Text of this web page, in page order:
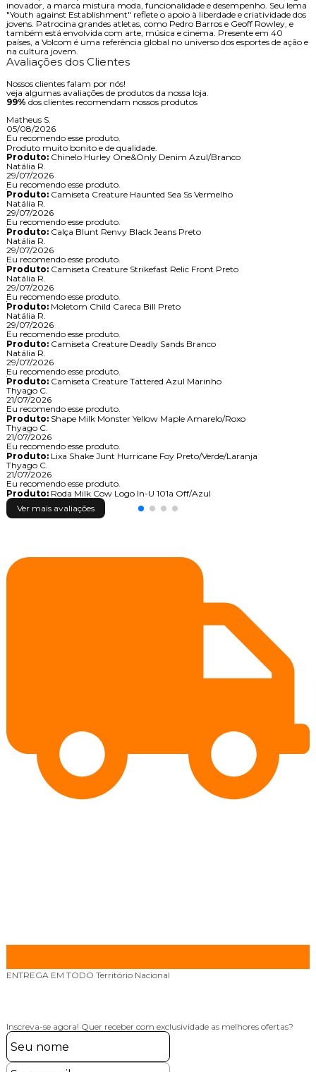
inovador, a marca mistura moda, funcionalidade e desempenho. Seu lema
"Youth against Establishment" reflete o apoio à liberdade e criatividade dos
jovens. Patrocina grandes atletas, como Pedro Barros e Geoff Rowley, e
também está envolvida com arte, música e cinema. Presente em 40
países, a Volcom é uma referência global no universo dos esportes de ação e
na cultura jovem.
Avaliações dos Clientes
Nossos clientes falam por nós!
veja algumas avaliações de produtos da nossa loja.
99% dos clientes recomendam nossos produtos
Matheus S.
05/08/2026
Eu recomendo esse produto.
Produto muito bonito e de qualidade.
Produto:Chinelo Hurley One&Only Denim Azul/Branco
Natália R.
29/07/2026
Eu recomendo esse produto.
Produto:Camiseta Creature Haunted Sea Ss Vermelho
Natália R.
29/07/2026
Eu recomendo esse produto.
Produto:Calça Blunt Renvy Black Jeans Preto
Natália R.
29/07/2026
Eu recomendo esse produto.
Produto:Camiseta Creature Strikefast Relic Front Preto
Natália R.
29/07/2026
Eu recomendo esse produto.
Produto:Moletom Child Careca Bill Preto
Natália R.
29/07/2026
Eu recomendo esse produto.
Produto:Camiseta Creature Deadly Sands Branco
Natália R.
29/07/2026
Eu recomendo esse produto.
Produto:Camiseta Creature Tattered Azul Marinho
Thyago C.
21/07/2026
Eu recomendo esse produto.
Produto:Shape Milk Monster Yellow Maple Amarelo/Roxo
Thyago C.
21/07/2026
Eu recomendo esse produto.
Produto:Lixa Shake Junt Hurricane Foy Preto/Verde/Laranja
Thyago C.
21/07/2026
Eu recomendo esse produto.
Produto:Roda Milk Cow Logo In-U 101a Off/Azul
Ver mais avaliações
ENTREGA EM TODO Território Nacional
Inscreva-se agora! Quer receber com exclusividade as melhores ofertas?